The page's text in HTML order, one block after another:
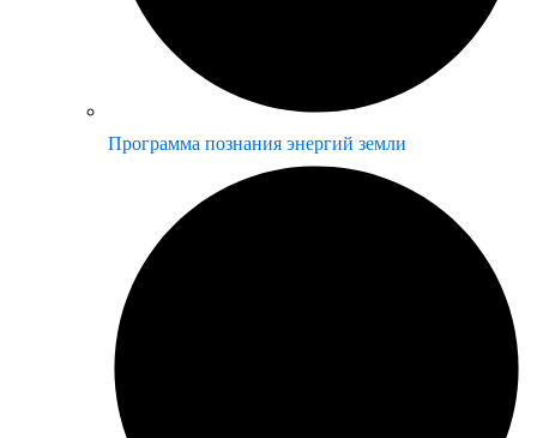
Программа познания энергий земли